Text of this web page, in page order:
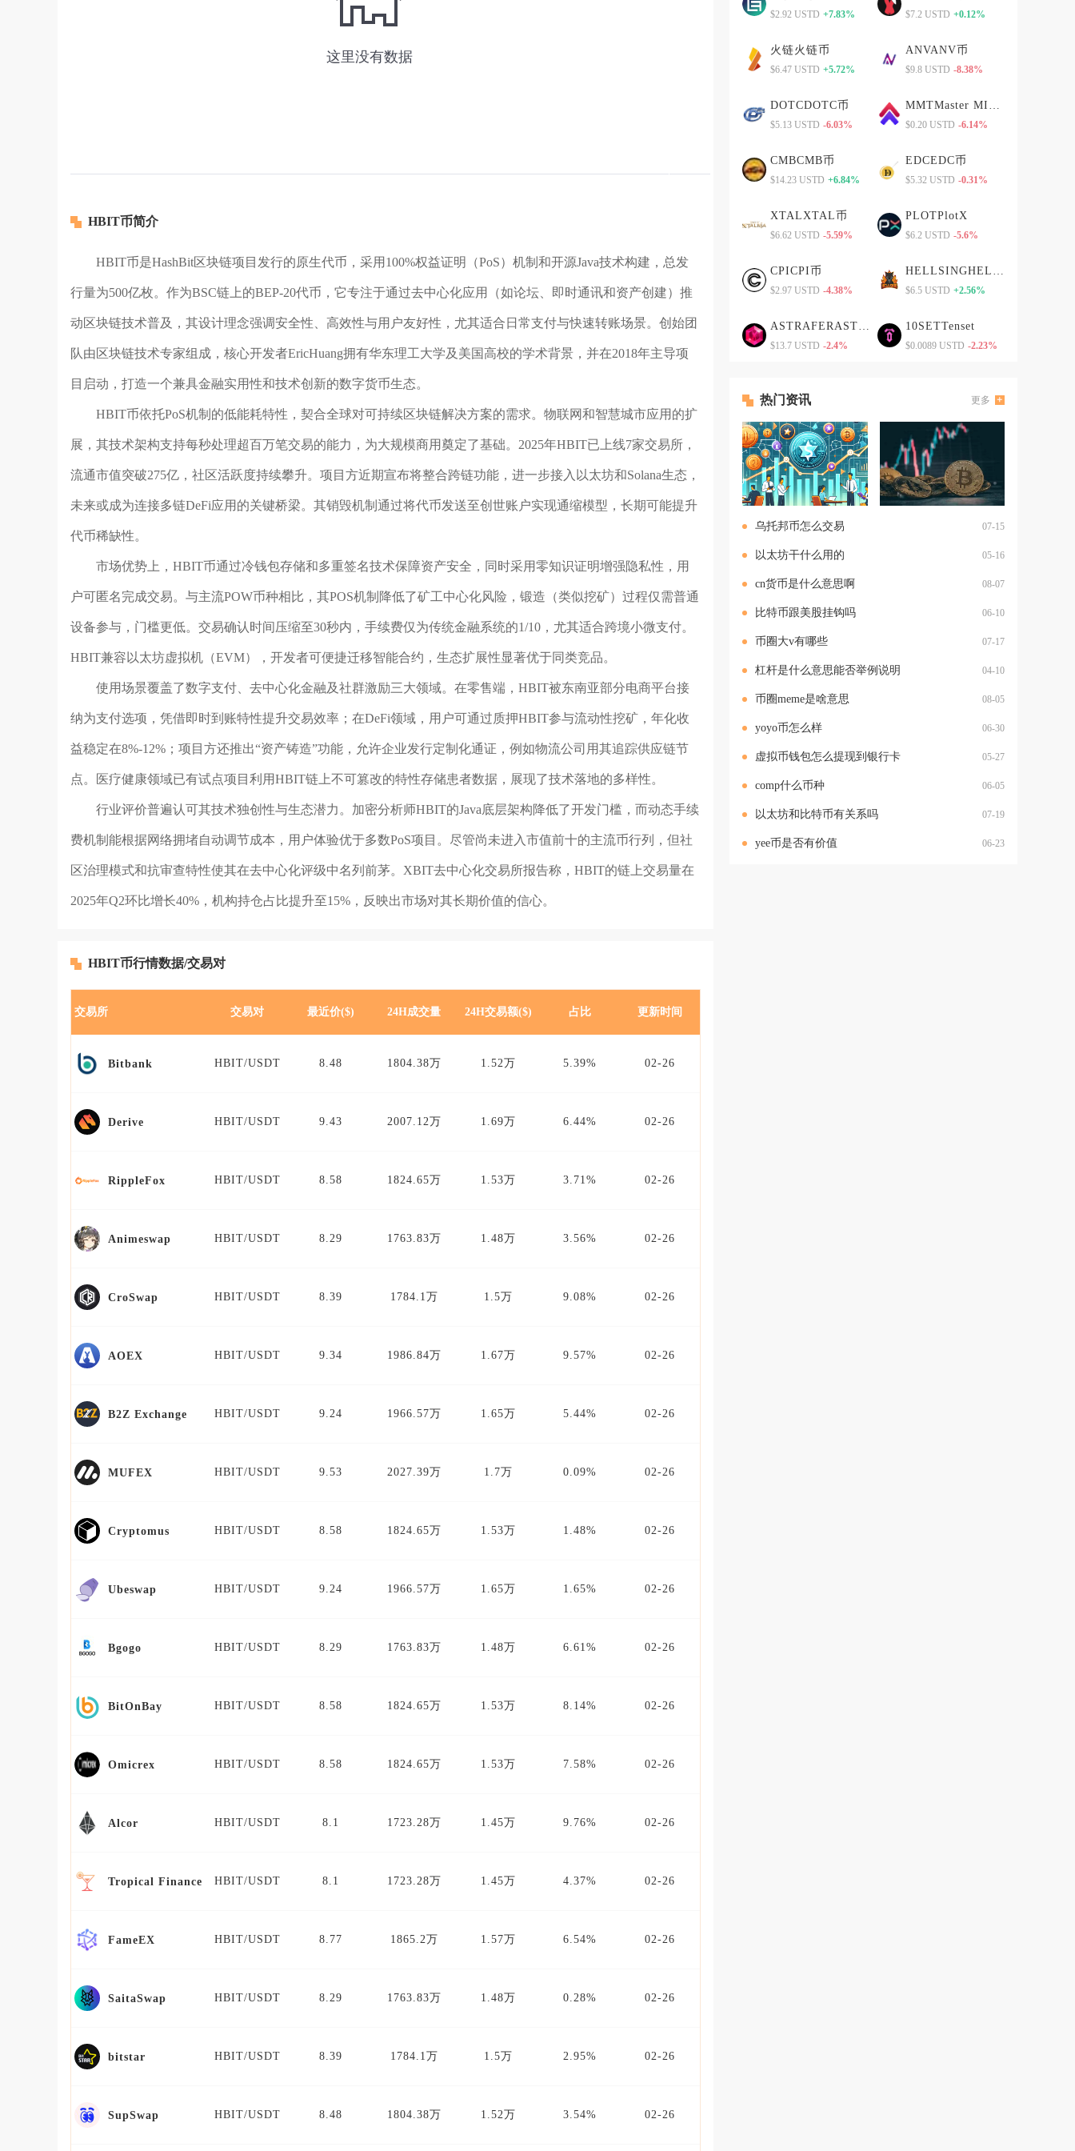
HBIT币简介
HBIT币是HashBit区块链项目发行的原生代币，采用100%权益证明（PoS）机制和开源Java技术构建，总发
行量为500亿枚。作为BSC链上的BEP-20代币，它专注于通过去中心化应用（如论坛、即时通讯和资产创建）推
动区块链技术普及，其设计理念强调安全性、高效性与用户友好性，尤其适合日常支付与快速转账场景。创始团
队由区块链技术专家组成，核心开发者EricHuang拥有华东理工大学及美国高校的学术背景，并在2018年主导项
目启动，打造一个兼具金融实用性和技术创新的数字货币生态。
HBIT币依托PoS机制的低能耗特性，契合全球对可持续区块链解决方案的需求。物联网和智慧城市应用的扩
展，其技术架构支持每秒处理超百万笔交易的能力，为大规模商用奠定了基础。2025年HBIT已上线7家交易所，
流通市值突破275亿，社区活跃度持续攀升。项目方近期宣布将整合跨链功能，进一步接入以太坊和Solana生态，
未来或成为连接多链DeFi应用的关键桥梁。其销毁机制通过将代币发送至创世账户实现通缩模型，长期可能提升
代币稀缺性。
市场优势上，HBIT币通过冷钱包存储和多重签名技术保障资产安全，同时采用零知识证明增强隐私性，用
户可匿名完成交易。与主流POW币种相比，其POS机制降低了矿工中心化风险，锻造（类似挖矿）过程仅需普通
设备参与，门槛更低。交易确认时间压缩至30秒内，手续费仅为传统金融系统的1/10，尤其适合跨境小微支付。
HBIT兼容以太坊虚拟机（EVM），开发者可便捷迁移智能合约，生态扩展性显著优于同类竞品。
使用场景覆盖了数字支付、去中心化金融及社群激励三大领域。在零售端，HBIT被东南亚部分电商平台接
纳为支付选项，凭借即时到账特性提升交易效率；在DeFi领域，用户可通过质押HBIT参与流动性挖矿，年化收
益稳定在8%-12%；项目方还推出“资产铸造”功能，允许企业发行定制化通证，例如物流公司用其追踪供应链节
点。医疗健康领域已有试点项目利用HBIT链上不可篡改的特性存储患者数据，展现了技术落地的多样性。
行业评价普遍认可其技术独创性与生态潜力。加密分析师HBIT的Java底层架构降低了开发门槛，而动态手续
费机制能根据网络拥堵自动调节成本，用户体验优于多数PoS项目。尽管尚未进入市值前十的主流币行列，但社
区治理模式和抗审查特性使其在去中心化评级中名列前茅。XBIT去中心化交易所报告称，HBIT的链上交易量在
2025年Q2环比增长40%，机构持仓占比提升至15%，反映出市场对其长期价值的信心。
HBIT币行情数据/交易对
交易所 交易对 最近价($) 24H成交量 24H交易额($) 占比 更新时间
Bitbank HBIT/USDT 8.48 1804.38万 1.52万 5.39% 02-26
Derive HBIT/USDT 9.43 2007.12万 1.69万 6.44% 02-26
RippleFox HBIT/USDT 8.58 1824.65万 1.53万 3.71% 02-26
Animeswap HBIT/USDT 8.29 1763.83万 1.48万 3.56% 02-26
CroSwap HBIT/USDT 8.39 1784.1万 1.5万 9.08% 02-26
AOEX HBIT/USDT 9.34 1986.84万 1.67万 9.57% 02-26
B2Z Exchange HBIT/USDT 9.24 1966.57万 1.65万 5.44% 02-26
MUFEX HBIT/USDT 9.53 2027.39万 1.7万 0.09% 02-26
Cryptomus HBIT/USDT 8.58 1824.65万 1.53万 1.48% 02-26
Ubeswap HBIT/USDT 9.24 1966.57万 1.65万 1.65% 02-26
Bgogo HBIT/USDT 8.29 1763.83万 1.48万 6.61% 02-26
BitOnBay HBIT/USDT 8.58 1824.65万 1.53万 8.14% 02-26
Omicrex HBIT/USDT 8.58 1824.65万 1.53万 7.58% 02-26
Alcor HBIT/USDT 8.1 1723.28万 1.45万 9.76% 02-26
Tropical Finance HBIT/USDT 8.1 1723.28万 1.45万 4.37% 02-26
FameEX HBIT/USDT 8.77 1865.2万 1.57万 6.54% 02-26
SaitaSwap HBIT/USDT 8.29 1763.83万 1.48万 0.28% 02-26
bitstar HBIT/USDT 8.39 1784.1万 1.5万 2.95% 02-26
SupSwap HBIT/USDT 8.48 1804.38万 1.52万 3.54% 02-26
$2.92 USTD +7.83% $7.2 USTD +0.12%
火链火链币
$6.47 USTD +5.72%
ANVANV币
$9.8 USTD -8.38%
DOTCDOTC币
$5.13 USTD -6.03%
MMTMaster MIX Token
$0.20 USTD -6.14%
CMBCMB币
$14.23 USTD +6.84%
EDCEDC币
$5.32 USTD -0.31%
XTALXTAL币
$6.62 USTD -5.59%
PLOTPlotX
$6.2 USTD -5.6%
CPICPI币
$2.97 USTD -4.38%
HELLSINGHELLSING币
$6.5 USTD +2.56%
ASTRAFERASTRAFER币
$13.7 USTD -2.4%
10SETTenset
$0.0089 USTD -2.23%
热门资讯 更多
乌托邦币怎么交易 07-15
以太坊干什么用的 05-16
cn货币是什么意思啊 08-07
比特币跟美股挂钩吗 06-10
币圈大v有哪些 07-17
杠杆是什么意思能否举例说明 04-10
币圈meme是啥意思 08-05
yoyo币怎么样 06-30
虚拟币钱包怎么提现到银行卡 05-27
comp什么币种 06-05
以太坊和比特币有关系吗 07-19
yee币是否有价值 06-23